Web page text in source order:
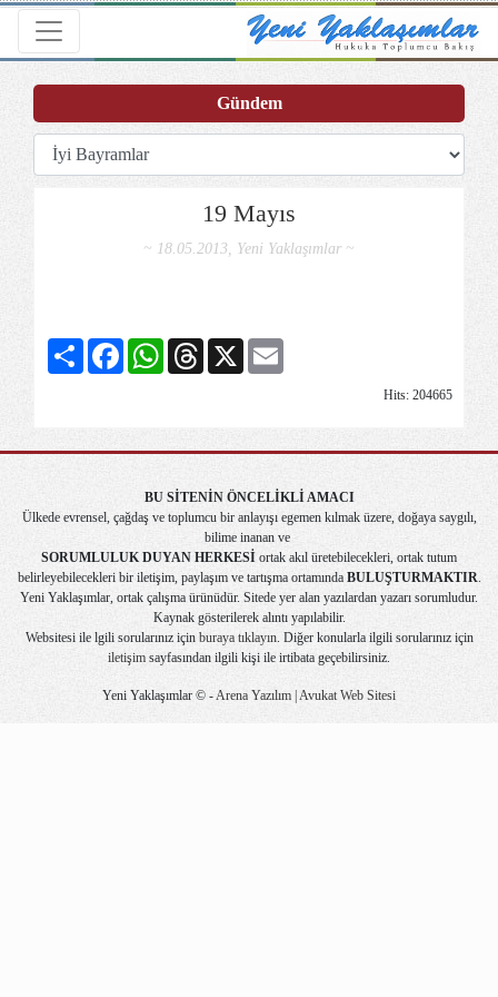
Toggle navigation
19 Mayıs
~ 18.05.2013, Yeni Yaklaşımlar ~
Share FacebookWhatsAppThreads
X
Hits: 204665
Gündem
BU SİTENİN ÖNCELİKLİ AMACI
Ülkede evrensel, çağdaş ve toplumcu bir anlayışı egemen kılmak üzere, doğaya saygılı,
bilime inanan ve
SORUMLULUK DUYAN HERKESİ ortak akıl üretebilecekleri, ortak tutum
belirleyebilecekleri bir iletişim, paylaşım ve tartışma ortamında BULUŞTURMAKTIR.
Yeni Yaklaşımlar, ortak çalışma ürünüdür. Sitede yer alan yazılardan yazarı sorumludur.
Kaynak gösterilerek alıntı yapılabilir.
Websitesi ile lgili sorularınız için buraya tıklayın. Diğer konularla ilgili sorularınız için
iletişim sayfasından ilgili kişi ile irtibata geçebilirsiniz.
Yeni Yaklaşımlar © -Arena Yazılım | Avukat Web Sitesi